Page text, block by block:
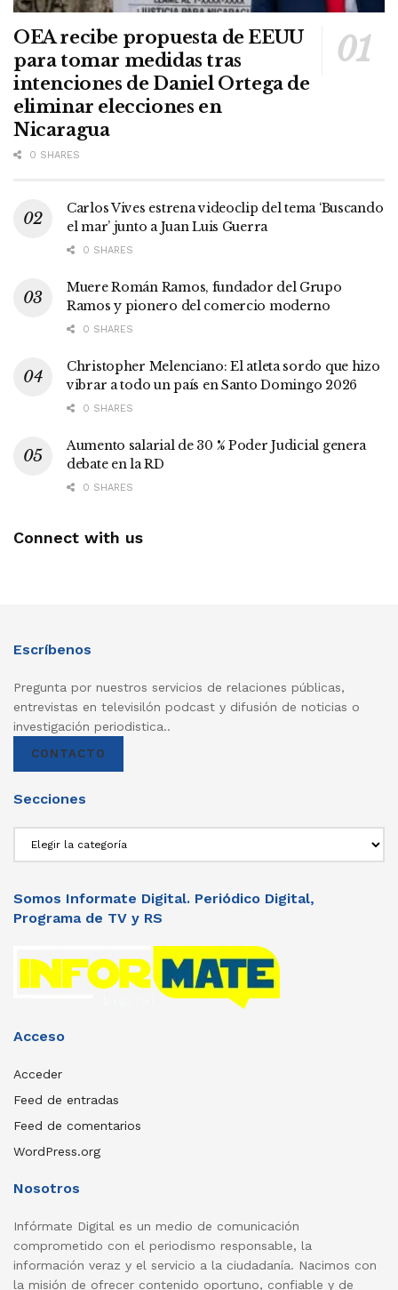
OEA recibe propuesta de EEUU
para tomar medidas tras
intenciones de Daniel Ortega de
eliminar elecciones en
Nicaragua
0 SHARES
Carlos Vives estrena videoclip del tema ‘Buscando
el mar’ junto a Juan Luis Guerra
0 SHARES
Muere Román Ramos, fundador del Grupo
Ramos y pionero del comercio moderno
0 SHARES
Christopher Melenciano: El atleta sordo que hizo
vibrar a todo un país en Santo Domingo 2026
0 SHARES
Aumento salarial de 30 % Poder Judicial genera
debate en la RD
0 SHARES
Connect with us
Escríbenos
Pregunta por nuestros servicios de relaciones públicas,
entrevistas en televisilón podcast y difusión de noticias o
investigación periodistica..
CONTACTO
Secciones
Somos Informate Digital. Periódico Digital,
Programa de TV y RS
Acceso
Acceder
Feed de entradas
Feed de comentarios
WordPress.org
Nosotros
Infórmate Digital es un medio de comunicación
comprometido con el periodismo responsable, la
información veraz y el servicio a la ciudadanía. Nacimos con
la misión de ofrecer contenido oportuno, confiable y de